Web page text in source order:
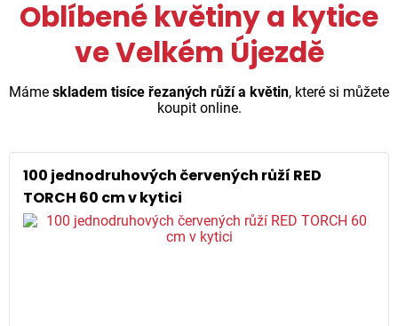
Oblíbené květiny a kytice
ve Velkém Újezdě
Máme skladem tisíce řezaných růží a květin, které si můžete
koupit online.
100 jednodruhových červených růží RED
TORCH 60 cm v kytici